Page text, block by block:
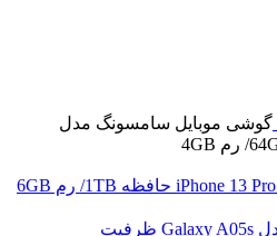
گوشی موبایل سامسونگ مدل